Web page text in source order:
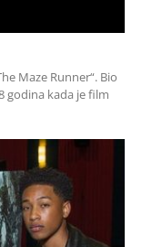
Maze Runner“. Bio
godina kada je film